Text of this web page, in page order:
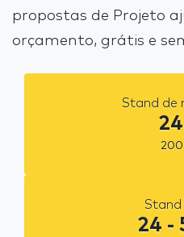
propostas de Projeto
orçamento, grátis e
Stand de
24
200
Stand
24 -